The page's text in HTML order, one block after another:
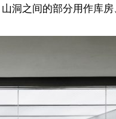
洞之间的部分用作库房